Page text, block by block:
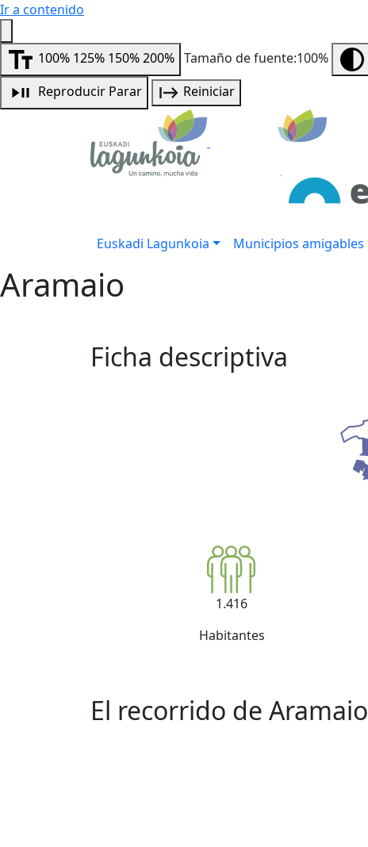
Ir a contenido
100% 125% 150%200% Tamaño de fuente:100%
Reproducir Parar Reiniciar
Euskadi Lagunkoia Municipios amigables
Aramaio
Ficha descriptiva
1.416
Habitantes
El recorrido de Aramaio